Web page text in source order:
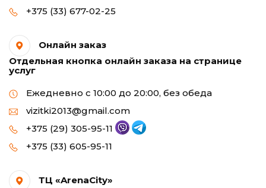
+375 (33) 677-02-25
Онлайн заказ
Отдельная кнопка онлайн заказа на странице
услуг
Ежедневно с 10:00 до 20:00, без обеда
vizitki2013@gmail.com
+375 (29) 305-95-11
+375 (33) 605-95-11
ТЦ «ArenaCity»